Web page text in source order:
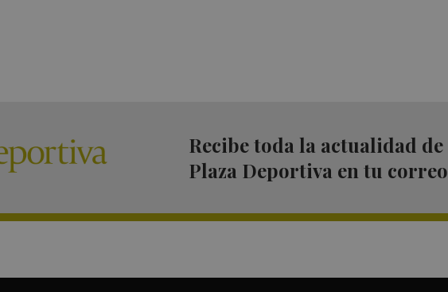
Recibe toda la actualidad de
Plaza Deportiva en tu correo